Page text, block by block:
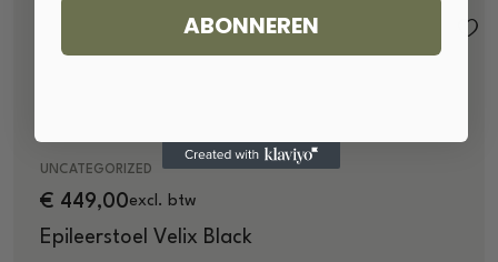
UNCATEGORIZED
Epileerstoel Velix Black
€ 449,00excl. btw
ABONNEREN